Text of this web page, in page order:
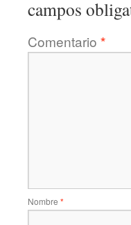
campos
Comentario *
Nombre *